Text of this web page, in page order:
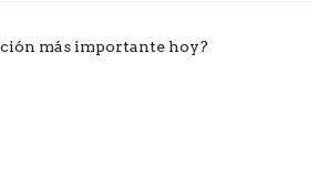
más importante hoy?